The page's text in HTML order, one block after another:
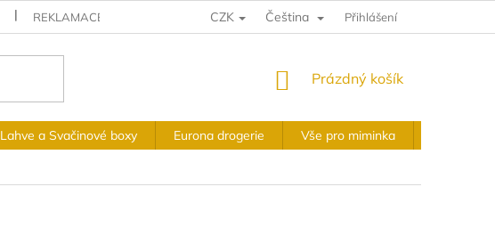
REKLAMACE A VRÁCENÍ VÝKUPNÍ PODMÍNKY OBCHODNÍ PODMÍNKY
CZK Čeština Přihlášení
NÁKUPNÍ
Prázdný košík
Lahve a Svačinové boxy Eurona drogerie Vše pro miminka